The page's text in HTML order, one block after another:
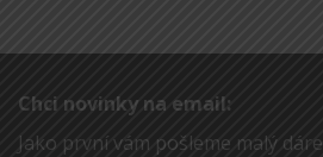
Chci novinky na email:
Jako první vám pošleme malý